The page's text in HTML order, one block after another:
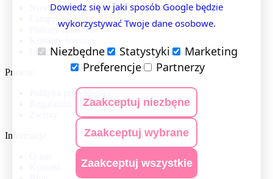
Nowości
Lampy wiszące
Plafony sufitowe
Lustra LED
Prawne
Polityka prywatności
Informacje
Dowiedz się w jaki sposób Google będzie
wykorzystywać Twoje dane osobowe.
Niezbędne Statystyki
Marketing
Preferencje
Partnerzy
Zaakceptuj niezbęne
Zaakceptuj wybrane
Zaakceptuj wszystkie